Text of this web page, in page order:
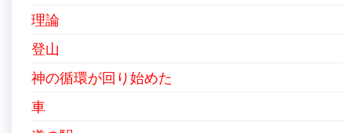
理論
登山
神の循環が回り始めた
車